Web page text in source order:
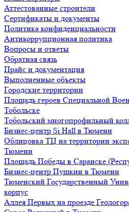
Аттестованные строители
Сертификаты и документы
Политика конфиденциальности
Антикоррупционная политика
Вопросы и ответы
Обратная связь
Прайс и документация
Выполненные объекты
Городские территории
Площадь героев Специальной
Тобольске
Тобольский многопрофильный
Бизнес-центр Si Hall в Тюмени
Облицовка ТЦ на территории
Тюмени
Площадь Победы в Саранске
Бизнес-центр Пушкин в Тюмени
Тюменский Государственный
корпус
Аллея Первых на проезде